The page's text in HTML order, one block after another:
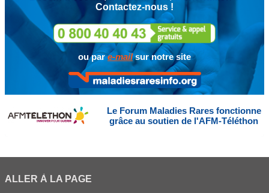
Contactez-nous !
ou pare-mailsur notre site
Le Forum Maladies Rares fonctionne
grâce au soutien de l'AFM-Téléthon
ALLER À LA PAGE